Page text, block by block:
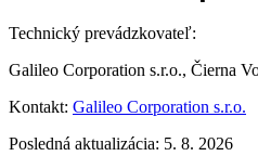
Technický prevádzkovateľ:
Galileo Corporation s.r.o., Čierna
Kontakt: Galileo Corporation s.r.o.
Posledná aktualizácia: 5. 8. 2026